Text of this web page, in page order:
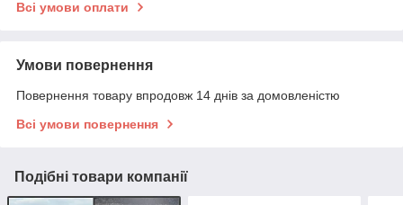
Всі умови оплати
Умови повернення
Повернення товару впродовж 14 днів за домовленістю
Всі умови повернення
Подібні товари компанії